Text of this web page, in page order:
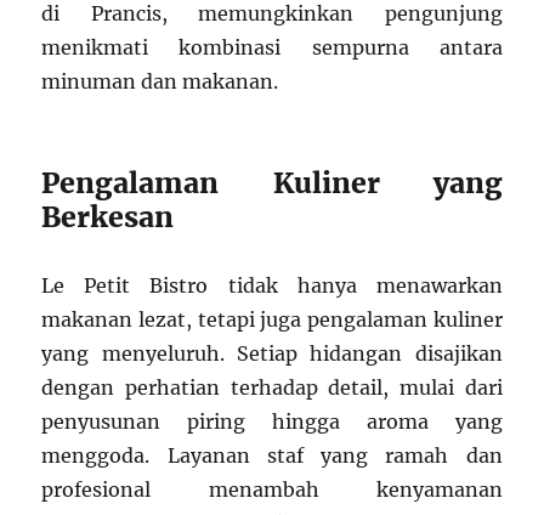
di Prancis, memungkinkan pengunjung
menikmati kombinasi sempurna antara
minuman dan makanan.
Pengalaman Kuliner yang
Berkesan
Le Petit Bistro tidak hanya menawarkan
makanan lezat, tetapi juga pengalaman kuliner
yang menyeluruh. Setiap hidangan disajikan
dengan perhatian terhadap detail, mulai dari
penyusunan piring hingga aroma yang
menggoda. Layanan staf yang ramah dan
profesional menambah kenyamanan